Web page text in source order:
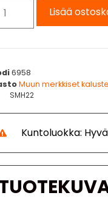
Lisää
6958
Muun merkkiset
SMH22
Kuntoluokka: Hyvä